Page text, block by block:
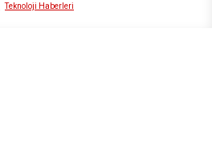
Teknoloji Haberleri